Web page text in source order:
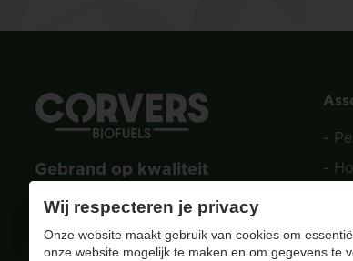
Gebrand op kwaliteit
info@corversbiofuels.com
+32(0)470/ 10 11 12
BE 0810.695.415
-
-
Wij respecteren je privacy
Onze website maakt gebruik van cookies om
onze website mogelijk te maken en om gegevens te